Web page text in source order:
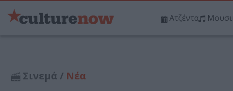
Ατζέντα
Σινεμά / Νέα